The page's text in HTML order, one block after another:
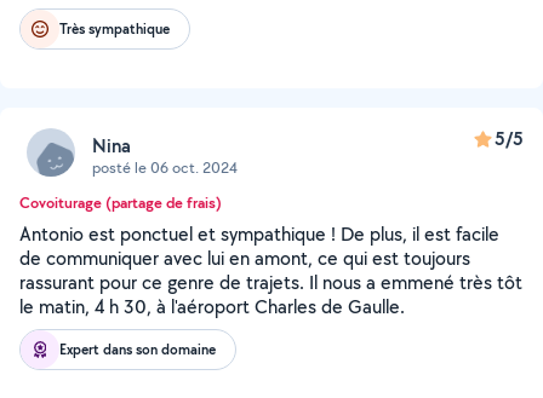
Très sympathique
Nina
posté le 06 oct. 2024
5/5
Covoiturage (partage de frais)
Antonio est ponctuel et sympathique ! De plus, il est facile
de communiquer avec lui en amont, ce qui est toujours
rassurant pour ce genre de trajets. Il nous a emmené très tôt
le matin, 4 h 30, à l'aéroport Charles de Gaulle.
Expert dans son domaine